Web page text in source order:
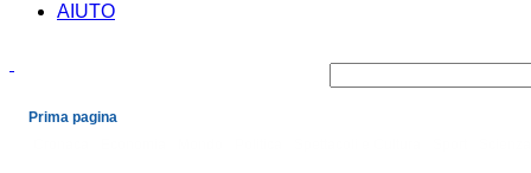
AIUTO
Prima pagina